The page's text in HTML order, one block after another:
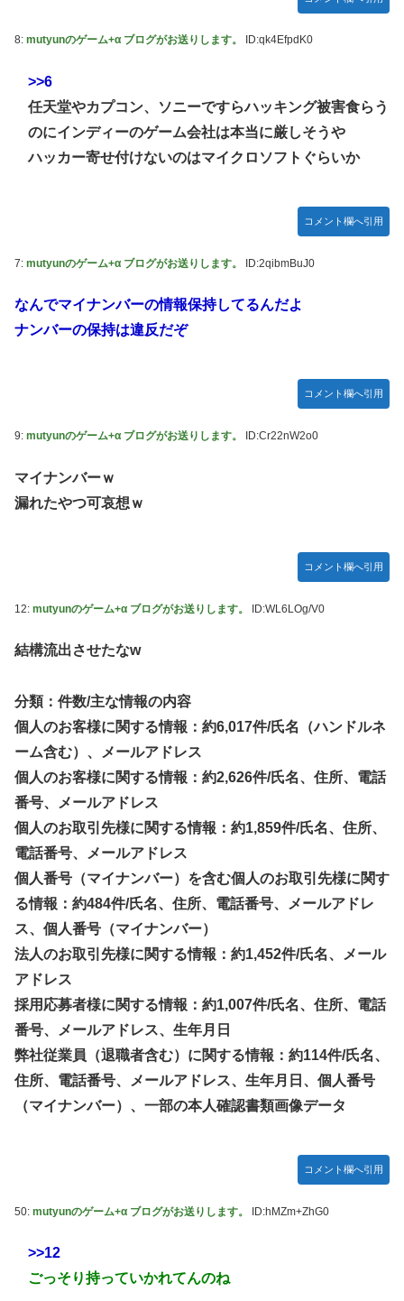
8: mutyunのゲーム+α ブログがお送りします。 ID:qk4EfpdK0
>>6
任天堂やカプコン、ソニーですらハッキング被害食らう
のにインディーのゲーム会社は本当に厳しそうや
ハッカー寄せ付けないのはマイクロソフトぐらいか
コメント欄へ引用
7: mutyunのゲーム+α ブログがお送りします。 ID:2qibmBuJ0
なんでマイナンバーの情報保持してるんだよ
ナンバーの保持は違反だぞ
コメント欄へ引用
9: mutyunのゲーム+α ブログがお送りします。 ID:Cr22nW2o0
マイナンバーｗ
漏れたやつ可哀想ｗ
コメント欄へ引用
12: mutyunのゲーム+α ブログがお送りします。 ID:WL6LOg/V0
結構流出させたなw
分類：件数/主な情報の内容
個人のお客様に関する情報：約6,017件/氏名（ハンドルネ
ーム含む）、メールアドレス
個人のお客様に関する情報：約2,626件/氏名、住所、電話
番号、メールアドレス
個人のお取引先様に関する情報：約1,859件/氏名、住所、
電話番号、メールアドレス
個人番号（マイナンバー）を含む個人のお取引先様に関す
る情報：約484件/氏名、住所、電話番号、メールアドレ
ス、個人番号（マイナンバー）
法人のお取引先様に関する情報：約1,452件/氏名、メール
アドレス
採用応募者様に関する情報：約1,007件/氏名、住所、電話
番号、メールアドレス、生年月日
弊社従業員（退職者含む）に関する情報：約114件/氏名、
住所、電話番号、メールアドレス、生年月日、個人番号
（マイナンバー）、一部の本人確認書類画像データ
コメント欄へ引用
50: mutyunのゲーム+α ブログがお送りします。 ID:hMZm+ZhG0
>>12
ごっそり持っていかれてんのね